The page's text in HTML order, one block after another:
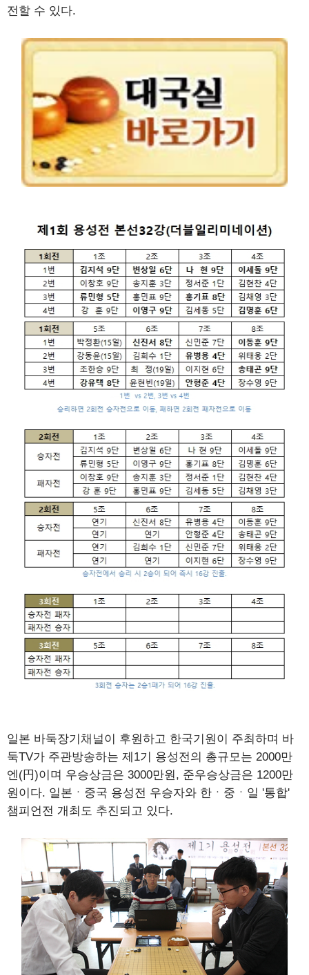
전할 수 있다.
일본 바둑장기채널이 후원하고 한국기원이 주최하며 바
둑TV가 주관방송하는 제1기 용성전의 총규모는 2000만
엔(円)이며 우승상금은 3000만원, 준우승상금은 1200만
원이다. 일본ㆍ중국 용성전 우승자와 한ㆍ중ㆍ일 '통합'
챔피언전 개최도 추진되고 있다.